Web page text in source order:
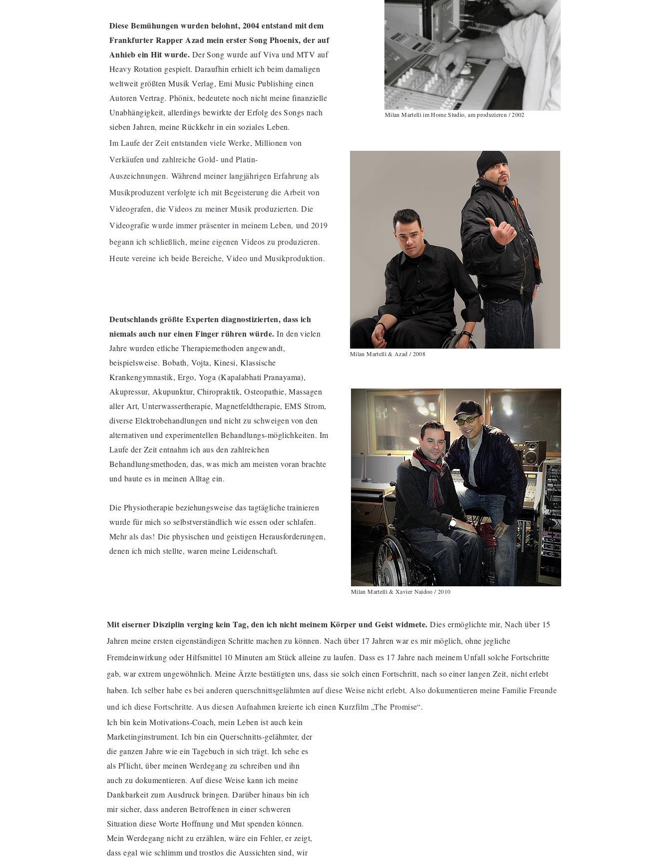
Diese Bemühungen wurden belohnt, 2004 entstand mit dem
Frankfurter Rapper Azad mein erster Song Phoenix, der auf
Anhieb ein Hit wurde. Der Song wurde auf Viva und MTV auf
Heavy Rotation gespielt. Daraufhin erhielt ich beim damaligen
weltweit größten Musik Verlag, Emi Music Publishing einen
Autoren Vertrag. Phönix, bedeutete noch nicht meine finanzielle
Unabhängigkeit, allerdings bewirkte der Erfolg des Songs nach
sieben Jahren, meine Rückkehr in ein soziales Leben.
Im Laufe der Zeit entstanden viele Werke, Millionen von
Verkäufen und zahlreiche Gold- und Platin-
Auszeichnungen. Während meiner langjährigen Erfahrung als
Musikproduzent verfolgte ich mit Begeisterung die Arbeit von
Videografen, die Videos zu meiner Musik produzierten. Die
Videografie wurde immer präsenter in meinem Leben, und 2019
begann ich schließlich, meine eigenen Videos zu produzieren.
Heute vereine ich beide Bereiche, Video und Musikproduktion.
Deutschlands größte Experten diagnostizierten, dass ich
niemals auch nur einen Finger rühren würde.In den vielen
Jahre wurden etliche Therapiemethoden angewandt,
beispielsweise. Bobath, Vojta, Kinesi, Klassische
Krankengymnastik, Ergo, Yoga (Kapalabhati Pranayama),
Akupressur, Akupunktur, Chiropraktik, Osteopathie, Massagen
aller Art, Unterwassertherapie, Magnetfeldtherapie, EMS Strom,
diverse Elektrobehandlungen und nicht zu schweigen von den
alternativen und experimentellen Behandlungs-möglichkeiten. Im
Laufe der Zeit entnahm ich aus den zahlreichen
Behandlungsmethoden, das, was mich am meisten voran brachte
und baute es in meinen Alltag ein.
Die Physiotherapie beziehungsweise das tagtägliche trainieren
wurde für mich so selbstverständlich wie essen oder schlafen.
Mehr als das! Die physischen und geistigen Herausforderungen,
denen ich mich stellte, waren meine Leidenschaft.
Milan Martelli im Home Studio, am produzieren / 2002
Milan Martelli & Azad / 2008
Milan Martelli & Xavier Naidoo / 2010
Mit eiserner Disziplin verging kein Tag, den ich nicht meinem Körper und Geist widmete.Dies ermöglichte mir, Nach über 15
Jahren meine ersten eigenständigen Schritte machen zu können. Nach über 17 Jahren war es mir möglich, ohne jegliche
Fremdeinwirkung oder Hilfsmittel 10 Minuten am Stück alleine zu laufen. Dass es 17 Jahre nach meinem Unfall solche Fortschritte
gab, war extrem ungewöhnlich. Meine Ärzte bestätigten uns, dass sie solch einen Fortschritt, nach so einer langen Zeit, nicht erlebt
haben. Ich selber habe es bei anderen querschnittsgelähmten auf diese Weise nicht erlebt. Also dokumentieren meine Familie Freunde
und ich diese Fortschritte. Aus diesen Aufnahmen kreierte ich einen Kurzfilm „ThePromise“.
Ich bin kein Motivations-Coach, mein Leben ist auch kein
Marketinginstrument. Ich bin ein Querschnitts-gelähmter, der
die ganzen Jahre wie ein Tagebuch in sich trägt. Ich sehe es
als Pflicht, über meinen Werdegang zu schreiben und ihn
auch zu dokumentieren. Auf diese Weise kann ich meine
Dankbarkeit zum Ausdruck bringen. Darüber hinaus bin ich
mir sicher, dass anderen Betroffenen in einer schweren
Situation diese Worte Hoffnung und Mut spenden können.
Mein Werdegang nicht zu erzählen, wäre ein Fehler, er zeigt,
dass egal wie schlimm und trostlos die Aussichten sind, wir